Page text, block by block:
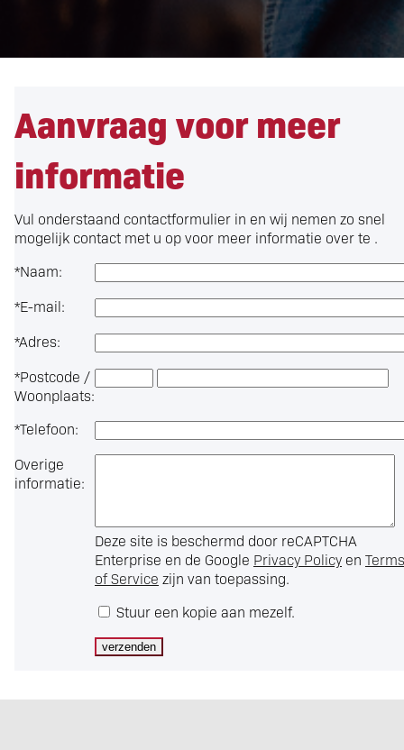
Aanvraag voor meer
informatie
Vul onderstaand contactformulier in en wij nemen zo snel
mogelijk contact met u op voor meer informatie overte .
*Naam:
*E-mail:
*Adres:
*Postcode /
Woonplaats:
*Telefoon:
Overige
informatie:
Deze site is beschermd door reCAPTCHA
Enterprise en de Google Privacy Policy en Terms
of Service zijn van toepassing.
Stuur een kopie aan mezelf.